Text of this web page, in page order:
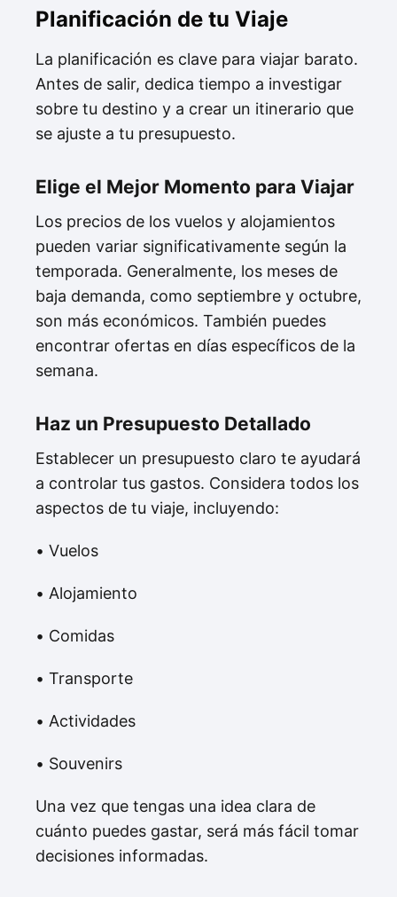
Planificación de tu Viaje
La planificación es clave para viajar barato.
Antes de salir, dedica tiempo a investigar
sobre tu destino y a crear un itinerario que
se ajuste a tu presupuesto.
Elige el Mejor Momento para Viajar
Los precios de los vuelos y alojamientos
pueden variar significativamente según la
temporada. Generalmente, los meses de
baja demanda, como septiembre y octubre,
son más económicos. También puedes
encontrar ofertas en días específicos de la
semana.
Haz un Presupuesto Detallado
Establecer un presupuesto claro te ayudará
a controlar tus gastos. Considera todos los
aspectos de tu viaje, incluyendo:
• Vuelos
• Alojamiento
• Comidas
• Transporte
• Actividades
• Souvenirs
Una vez que tengas una idea clara de
cuánto puedes gastar, será más fácil tomar
decisiones informadas.